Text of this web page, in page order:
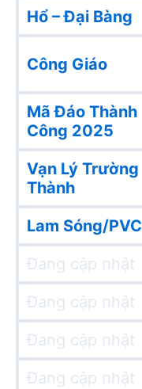
Hổ – Đại Bàng
Công Giáo
Mã Đáo Thành
Công 2025
Vạn Lý Trường
Thành
Lam Sóng/PVC
Đang cập nhật
Đang cập nhật
Đang cập nhật
Đang cập nhật